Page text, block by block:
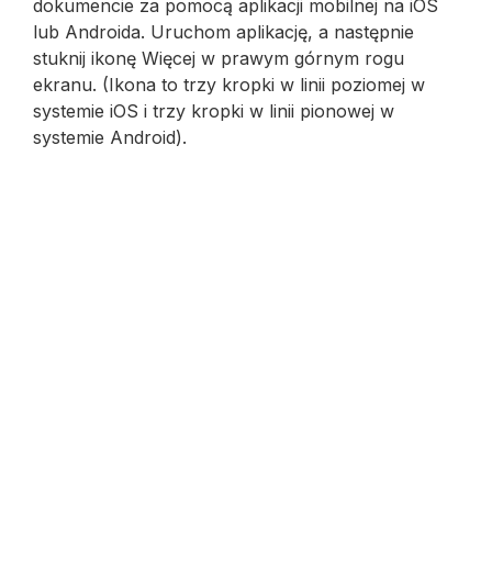
dokumencie za pomocą aplikacji mobilnej na iOS
lub Androida. Uruchom aplikację, a następnie
stuknij ikonę Więcej w prawym górnym rogu
ekranu. (Ikona to trzy kropki w linii poziomej w
systemie iOS i trzy kropki w linii pionowej w
systemie Android).